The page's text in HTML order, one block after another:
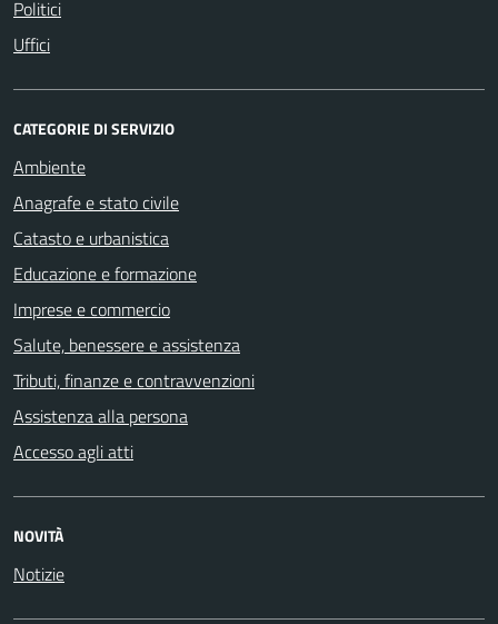
Politici
Uffici
CATEGORIE DI SERVIZIO
Ambiente
Anagrafe e stato civile
Catasto e urbanistica
Educazione e formazione
Imprese e commercio
Salute, benessere e assistenza
Tributi, finanze e contravvenzioni
Assistenza alla persona
Accesso agli atti
NOVITÀ
Notizie